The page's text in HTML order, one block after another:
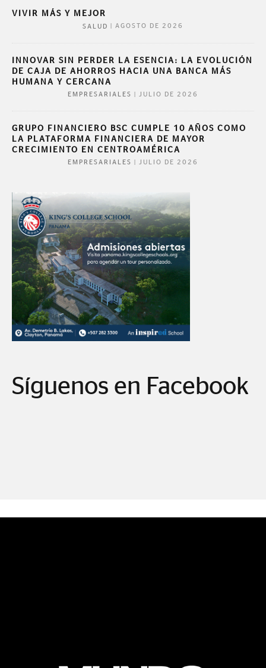
VIVIR MÁS Y MEJOR
SALUD AGOSTO DE 2026
INNOVAR SIN PERDER LA ESENCIA: LA EVOLUCIÓN
DE CAJA DE AHORROS HACIA UNA BANCA MÁS
HUMANA Y CERCANA
EMPRESARIALES JULIO DE 2026
GRUPO FINANCIERO BSC CUMPLE 10 AÑOS COMO
LA PLATAFORMA FINANCIERA DE MAYOR
CRECIMIENTO EN CENTROAMÉRICA
EMPRESARIALES JULIO DE 2026
Síguenos en Facebook